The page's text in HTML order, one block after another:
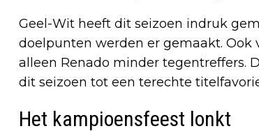
Geel-Wit heeft dit seizoen indruk
doelpunten werden er gemaakt.
alleen Renado minder tegentreffers.
dit seizoen tot een terechte
Het kampioensfeest lonkt